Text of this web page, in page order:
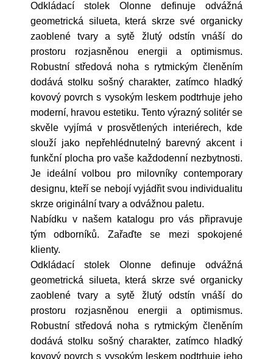
Odkládací stolek Olonne definuje odvážná
geometrická silueta, která skrze své organicky
zaoblené tvary a sytě žlutý odstín vnáší do
prostoru rozjasněnou energii a optimismus.
Robustní středová noha s rytmickým členěním
dodává stolku sošný charakter, zatímco hladký
kovový povrch s vysokým leskem podtrhuje jeho
moderní, hravou estetiku. Tento výrazný solitér se
skvěle vyjímá v prosvětlených interiérech, kde
slouží jako nepřehlédnutelný barevný akcent i
funkční plocha pro vaše každodenní nezbytnosti.
Je ideální volbou pro milovníky contemporary
designu, kteří se nebojí vyjádřit svou individualitu
skrze originální tvary a odvážnou paletu.
Nabídku v našem katalogu pro vás připravuje
tým odborníků. Zařaďte se mezi spokojené
klienty.
Odkládací stolek Olonne definuje odvážná
geometrická silueta, která skrze své organicky
zaoblené tvary a sytě žlutý odstín vnáší do
prostoru rozjasněnou energii a optimismus.
Robustní středová noha s rytmickým členěním
dodává stolku sošný charakter, zatímco hladký
kovový povrch s vysokým leskem podtrhuje jeho